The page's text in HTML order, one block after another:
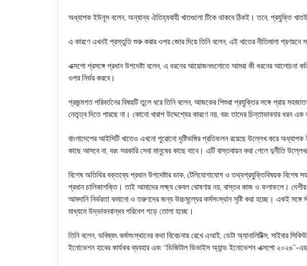
অধ্যাপক ইউনূস বলেন, অন্যান্য ঐতিহ্যবাহী খাতগুলো টিকে থাকবে ঠিকই। তবে, প্রযুক্তি
এ কারণে এখনই প্রস্তুতি শুরু করার ওপর জোর দিয়ে তিনি বলেন, এই খাতের নীতিমালা প্রণয়নে
এক্সপো প্রসঙ্গে প্রধান উপদেষ্টা বলেন, এ ধরনের আয়োজনগুলোতে আমরা কী ধরনের আলোচনা করি,
ওপর নির্ভর করবে।
প্রজন্মগত পরিবর্তনের বিষয়টি তুলে ধরে তিনি বলেন, আজকের শিশুরা প্রযুক্তির সঙ্গে প্রায়
নেতৃত্ব দিতে পারছে না। কোনো খারাপ উদ্দেশ্যের কারণে নয়, বরং তাদের চিন্তাভাবনার ধরন এক
বাংলাদেশের আইসিটি খাতেও এখনো পুরোনো দৃষ্টিভঙ্গির প্রতিফলন রয়েছে উল্লেখ করে
কাছে আসবে না, বরং সরকারি সেবা মানুষের কাছে যাবে। এটি বাস্তবায়ন করা গেলে দুর্নীতি
বিশেষ অতিথির বক্তব্যে প্রধান উপদেষ্টার ডাক, টেলিযোগাযোগ ও তথ্যপ্রযুক্তিবিষয়ক
প্রধান চালিকাশক্তি। তাই আমাদের লক্ষ্য কেবল ঘোষণায় নয়, বাস্তব কাজ ও ফলাফলে।
আমদানি নির্ভরতা কমানো ও তরুণদের জন্য উচ্চমূল্যের কর্মসংস্থান সৃষ্টি করা হচ্ছে। একই
মাধ্যমে উদ্ভাবনবান্ধব পরিবেশ গড়ে তোলা হচ্ছে।
তিনি বলেন, ভবিষ্যৎ কর্মসংস্থানের কথা বিবেচনায় রেখে এআই, ডেটা অ্যানালিটিক্স, সাইবার
ইনোভেশন হাবের কার্যকর ব্যবহার এবং “ডিজিটাল ডিভাইস অ্যান্ড ইনোভেশন এক্সপো ২০২৬”-